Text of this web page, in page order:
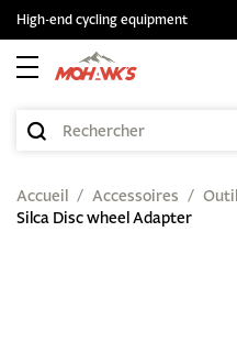
High-end cycling equipment
Accueil Accessoires
Silca Disc wheel Adapter